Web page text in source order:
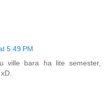
5:49 PM
ville bara ha lite semester,